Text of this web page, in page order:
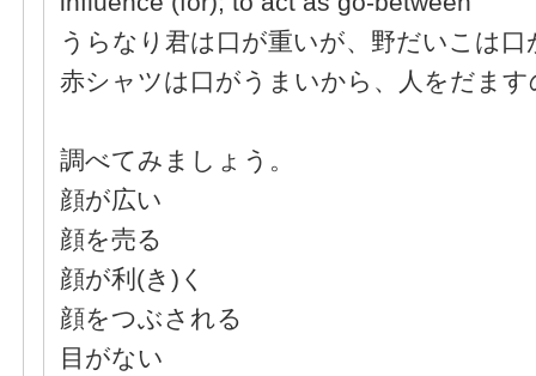
うらなり君は口が重いが、野だいこは口
赤シャツは口がうまいから、人をだます
調べてみましょう。
顔が広い
顔を売る
顔が利(き)く
顔をつぶされる
目がない